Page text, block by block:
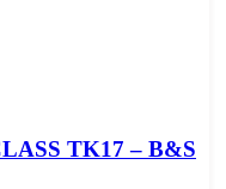
TK17 – B&S